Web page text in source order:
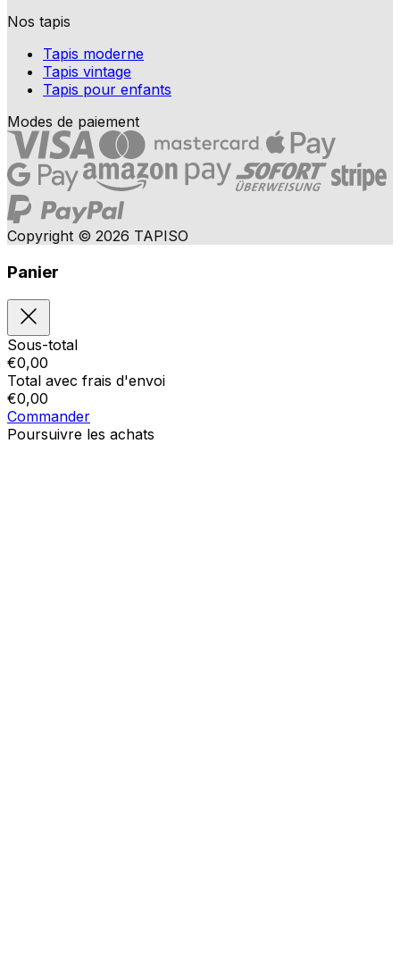
Nos tapis
Tapis moderne
Tapis vintage
Tapis pour enfants
Modes de paiement
Copyright © 2026 TAPISO
Panier
Sous-total
€0,00
Total avec frais d'envoi
€0,00
Commander
Poursuivre les achats